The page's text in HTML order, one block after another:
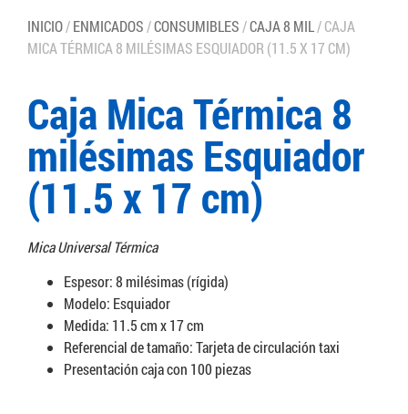
INICIO/ENMICADOS /CONSUMIBLES /CAJA 8 MIL/ CAJA
MICA TÉRMICA 8 MILÉSIMAS ESQUIADOR (11.5 X 17 CM)
Caja Mica Térmica 8
milésimas Esquiador
(11.5 x 17 cm)
Mica Universal Térmica
Espesor: 8 milésimas (rígida)
Modelo: Esquiador
Medida: 11.5 cm x 17 cm
Referencial de tamaño: Tarjeta de circulación taxi
Presentación caja con 100 piezas